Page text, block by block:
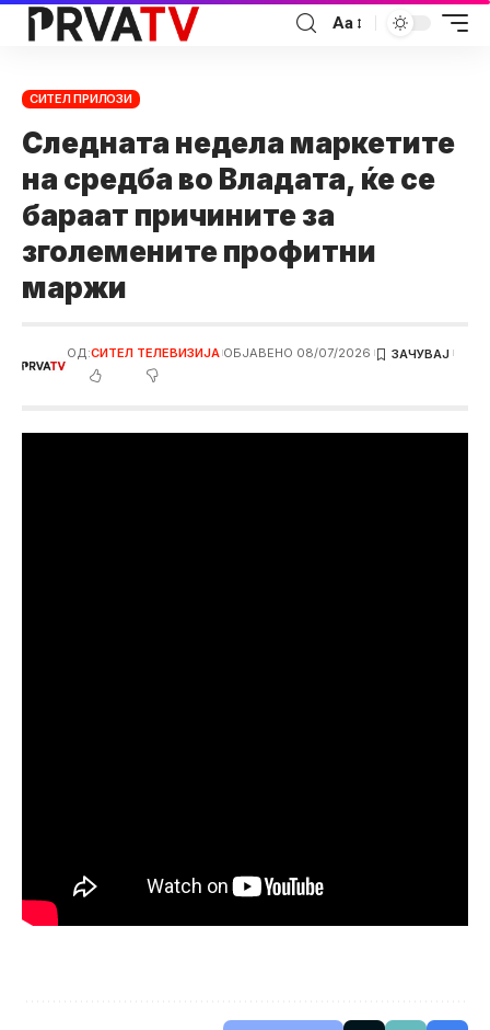
Аа
СИТЕЛ ПРИЛОЗИ
Следната недела маркетите
на средба во Владата, ќе се
бараат причините за
зголемените профитни
маржи
ОД:СИТЕЛ ТЕЛЕВИЗИЈА ОБЈАВЕНО 08/07/2026